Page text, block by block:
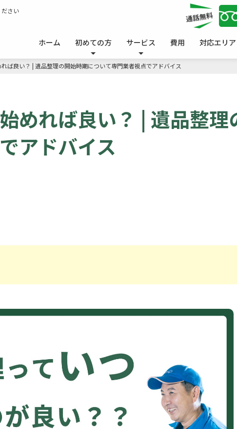
さい
ホーム 初めての方 サービス 費用 対応エリア
ば良い？ | 遺品整理の開始時期について専門業者視点でアドバイス
めれば良い？ | 遺品整
アドバイス